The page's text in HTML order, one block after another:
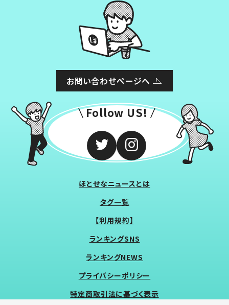
お問い合わせページへ
Follow US!
ほとせなニュースとは
タグ一覧
【利用規約】
ランキングSNS
ランキングNEWS
プライバシーポリシー
特定商取引法に基づく表示